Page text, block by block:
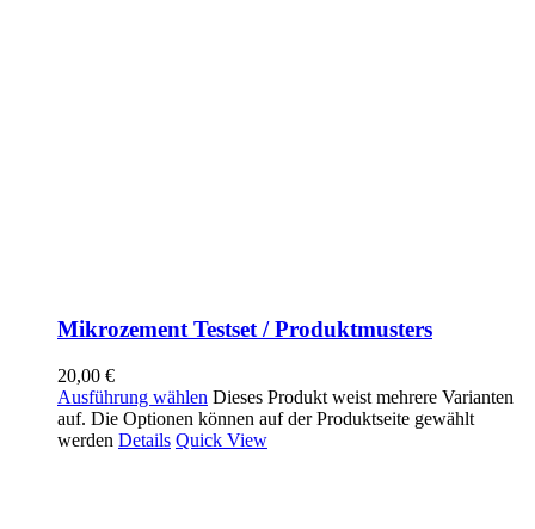
Mikrozement Testset / Produktmusters
20,00 €
Ausführung wählen Dieses Produkt weist mehrere Varianten
auf. Die Optionen können auf der Produktseite gewählt
werden Details Quick View